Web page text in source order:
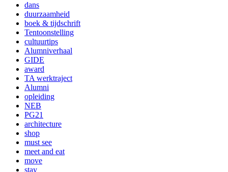
dans
duurzaamheid
boek & tijdschrift
Tentoonstelling
cultuurtips
Alumniverhaal
GIDE
award
TA werktraject
Alumni
opleiding
NEB
PG21
architecture
shop
must see
meet and eat
move
stay